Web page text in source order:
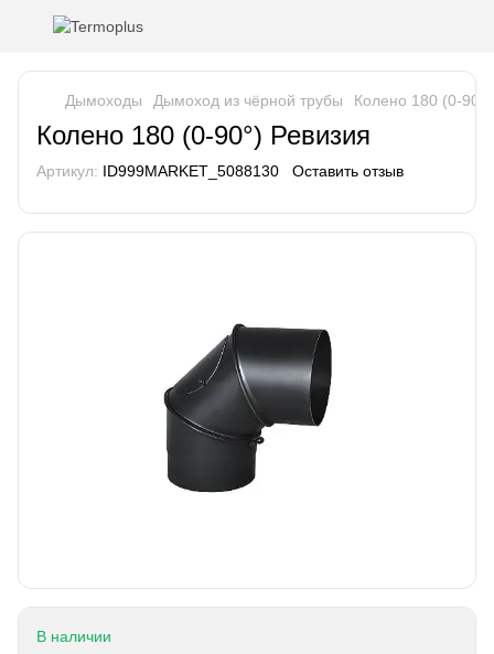
Дымоходы Дымоход из чёрной трубы Колено 180 (0-
Колено 180 (0-90°) Ревизия
Артикул: ID999MARKET_5088130 Оставить отзыв
В наличии